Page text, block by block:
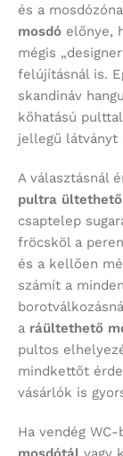
és a
mosdó előnye,
mégis
felújításnál is.
skandináv
kőhatású
jellegű látványt
A választásnál
pultra
csaptelep
fröcsköl a
és a kellően
számít a
a ráültethető
pultos
mindkettőt
vásárlók is
Ha vendég